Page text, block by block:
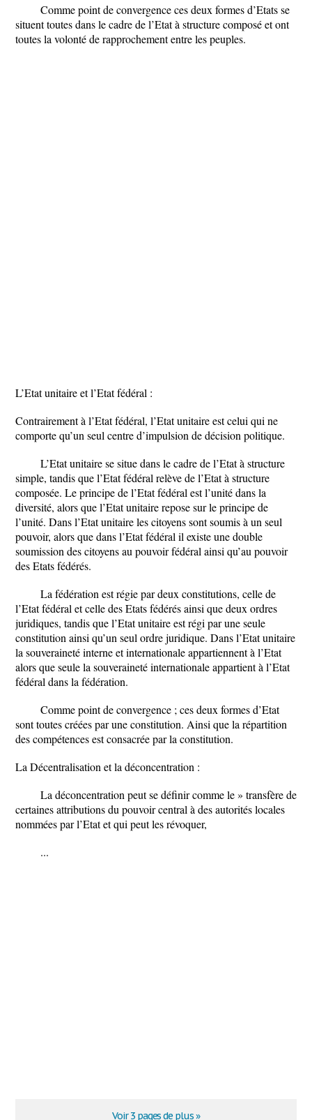
Comme point de convergence ces deux formes d’Etats se
situent toutes dans le cadre de l’Etat à structure composé et ont
toutes la volonté de rapprochement entre les peuples.
L’Etat unitaire et l’Etat fédéral :
Contrairement à l’Etat fédéral, l’Etat unitaire est celui qui ne
comporte qu’un seul centre d’impulsion de décision politique.
L’Etat unitaire se situe dans le cadre de l’Etat à structure
simple, tandis que l’Etat fédéral relève de l’Etat à structure
composée. Le principe de l’Etat fédéral est l’unité dans la
diversité, alors que l’Etat unitaire repose sur le principe de
l’unité. Dans l’Etat unitaire les citoyens sont soumis à un seul
pouvoir, alors que dans l’Etat fédéral il existe une double
soumission des citoyens au pouvoir fédéral ainsi qu’au pouvoir
des Etats fédérés.
La fédération est régie par deux constitutions, celle de
l’Etat fédéral et celle des Etats fédérés ainsi que deux ordres
juridiques, tandis que l’Etat unitaire est régi par une seule
constitution ainsi qu’un seul ordre juridique. Dans l’Etat unitaire
la souveraineté interne et internationale appartiennent à l’Etat
alors que seule la souveraineté internationale appartient à l’Etat
fédéral dans la fédération.
Comme point de convergence ; ces deux formes d’Etat
sont toutes créées par une constitution. Ainsi que la répartition
des compétences est consacrée par la constitution.
La Décentralisation et la déconcentration :
La déconcentration peut se définir comme le » transfère de
certaines attributions du pouvoir central à des autorités locales
nommées par l’Etat et qui peut les révoquer,
...
Voir 3 pages de plus »